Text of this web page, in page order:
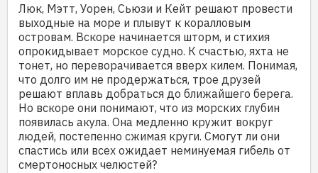
Люк, Мэтт, Уорен, Сьюзи и Кейт решают провести
выходные на море и плывут к коралловым
островам. Вскоре начинается шторм, и стихия
опрокидывает морское судно. К счастью, яхта не
тонет, но переворачивается вверх килем. Понимая,
что долго им не продержаться, трое друзей
решают вплавь добраться до ближайшего берега.
Но вскоре они понимают, что из морских глубин
появилась акула. Она медленно кружит вокруг
людей, постепенно сжимая круги. Смогут ли они
спастись или всех ожидает неминуемая гибель от
смертоносных челюстей?